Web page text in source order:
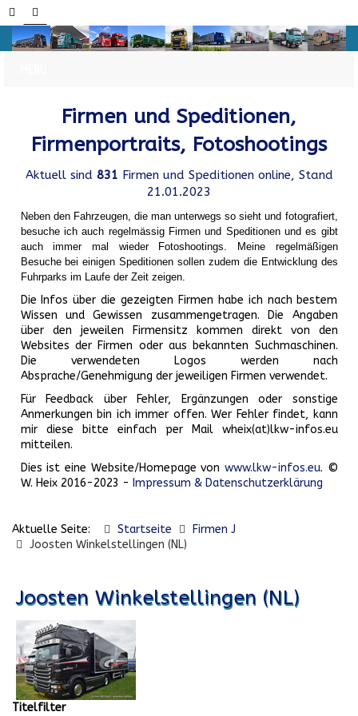
Firmen und Speditionen,
Firmenportraits, Fotoshootings
Aktuell sind 831 Firmen und Speditionen online, Stand
21.01.2023
Neben den Fahrzeugen, die man unterwegs so sieht und fotografiert,
besuche ich auch regelmässig Firmen und Speditionen und es gibt
auch immer mal wieder Fotoshootings.
Meine regelmäßigen
Besuche bei einigen Speditionen sollen zudem die Entwicklung des
Fuhrparks im Laufe der Zeit zeigen.
Die Infos über die gezeigten Firmen habe ich nach bestem
Wissen und Gewissen zusammengetragen. Die Angaben
über den jeweilen Firmensitz kommen direkt von den
Websites der Firmen oder aus bekannten Suchmaschinen.
Die verwendeten Logos werden nach
Absprache/Genehmigung der jeweiligen Firmen verwendet.
Für Feedback über Fehler, Ergänzungen oder sonstige
Anmerkungen bin ich immer offen. Wer Fehler findet, kann
mir diese bitte einfach per Mail wheix(at)lkw-infos.eu
mitteilen.
Dies ist eine Website/Homepage von www.lkw-infos.eu. ©
W. Heix 2016-2023 - Impressum & Datenschutzerklärung
Aktuelle Seite: Startseite
Firmen J
Joosten Winkelstellingen (NL)
Joosten Winkelstellingen (NL)
Titelfilter